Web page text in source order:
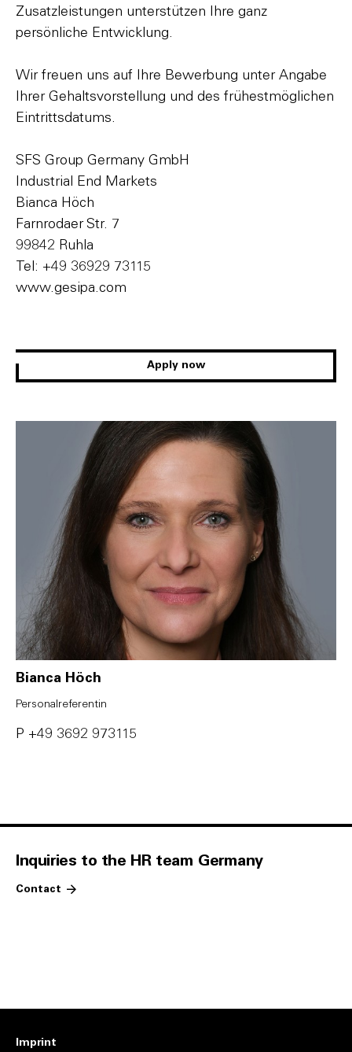
Zusatzleistungen unterstützen Ihre ganz
persönliche Entwicklung.
Wir freuen uns auf Ihre Bewerbung unter Angabe
Ihrer Gehaltsvorstellung und des frühestmöglichen
Eintrittsdatums.
SFS Group Germany GmbH
Industrial End Markets
Bianca Höch
Farnrodaer Str. 7
99842 Ruhla
Tel: +49 36929 73115
www.gesipa.com
Apply now
Bianca Höch
Personalreferentin
P +49 3692 973115
Inquiries to the HR team Germany
Contact
Imprint